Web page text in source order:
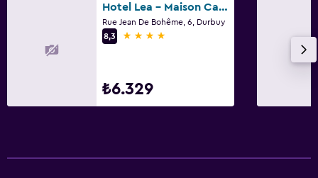
Hotel Lea - Maison Caerdinael
Rue Jean De Bohême, 6, Durbuy
8,3
4 yıldız
₺6.329